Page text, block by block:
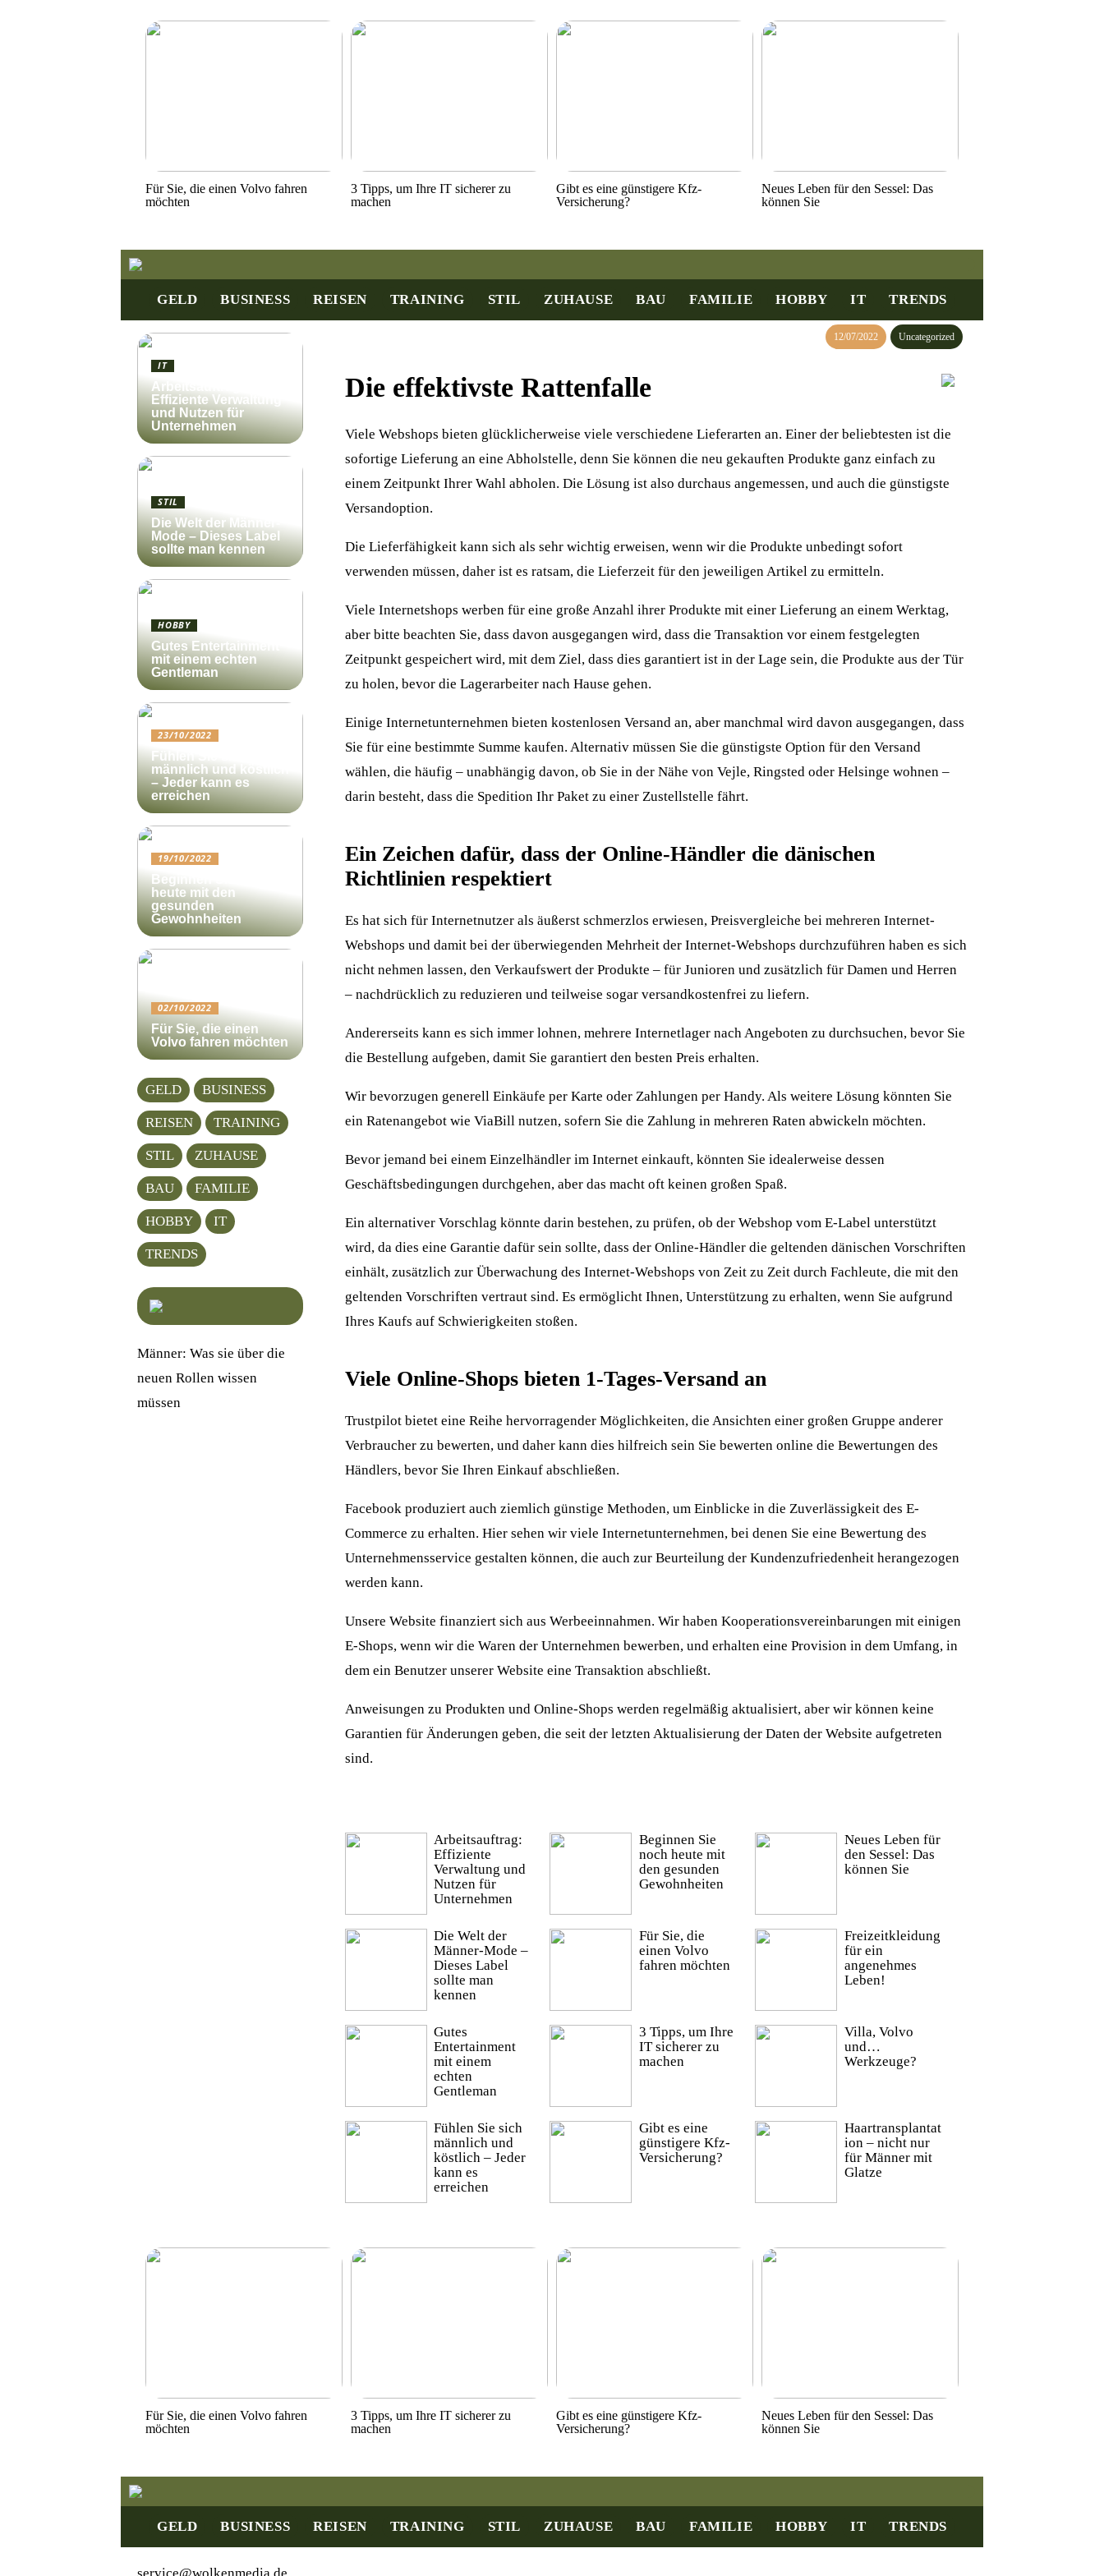
Für Sie, die einen Volvo fahren
möchten
3 Tipps, um Ihre IT sicherer zu
machen
Gibt es eine günstigere Kfz-
Versicherung?
Neues Leben für den Sessel: Das
können Sie
GELD BUSINESS REISEN TRAINING STIL ZUHAUSE BAU FAMILIE HOBBY IT TRENDS
12/07/2022 Uncategorized
Die effektivste Rattenfalle
Viele Webshops bieten glücklicherweise viele verschiedene Lieferarten an. Einer der beliebtesten ist die
sofortige Lieferung an eine Abholstelle, denn Sie können die neu gekauften Produkte ganz einfach zu
einem Zeitpunkt Ihrer Wahl abholen. Die Lösung ist also durchaus angemessen, und auch die günstigste
Versandoption.
Die Lieferfähigkeit kann sich als sehr wichtig erweisen, wenn wir die Produkte unbedingt sofort
verwenden müssen, daher ist es ratsam, die Lieferzeit für den jeweiligen Artikel zu ermitteln.
Viele Internetshops werben für eine große Anzahl ihrer Produkte mit einer Lieferung an einem Werktag,
aber bitte beachten Sie, dass davon ausgegangen wird, dass die Transaktion vor einem festgelegten
Zeitpunkt gespeichert wird, mit dem Ziel, dass dies garantiert ist in der Lage sein, die Produkte aus der Tür
zu holen, bevor die Lagerarbeiter nach Hause gehen.
Einige Internetunternehmen bieten kostenlosen Versand an, aber manchmal wird davon ausgegangen, dass
Sie für eine bestimmte Summe kaufen. Alternativ müssen Sie die günstigste Option für den Versand
wählen, die häufig – unabhängig davon, ob Sie in der Nähe von Vejle, Ringsted oder Helsinge wohnen –
darin besteht, dass die Spedition Ihr Paket zu einer Zustellstelle fährt.
Ein Zeichen dafür, dass der Online-Händler die dänischen
Richtlinien respektiert
Es hat sich für Internetnutzer als äußerst schmerzlos erwiesen, Preisvergleiche bei mehreren Internet-
Webshops und damit bei der überwiegenden Mehrheit der Internet-Webshops durchzuführen haben es sich
nicht nehmen lassen, den Verkaufswert der Produkte – für Junioren und zusätzlich für Damen und Herren
– nachdrücklich zu reduzieren und teilweise sogar versandkostenfrei zu liefern.
Andererseits kann es sich immer lohnen, mehrere Internetlager nach Angeboten zu durchsuchen, bevor Sie
die Bestellung aufgeben, damit Sie garantiert den besten Preis erhalten.
Wir bevorzugen generell Einkäufe per Karte oder Zahlungen per Handy. Als weitere Lösung könnten Sie
ein Ratenangebot wie ViaBill nutzen, sofern Sie die Zahlung in mehreren Raten abwickeln möchten.
Bevor jemand bei einem Einzelhändler im Internet einkauft, könnten Sie idealerweise dessen
Geschäftsbedingungen durchgehen, aber das macht oft keinen großen Spaß.
Ein alternativer Vorschlag könnte darin bestehen, zu prüfen, ob der Webshop vom E-Label unterstützt
wird, da dies eine Garantie dafür sein sollte, dass der Online-Händler die geltenden dänischen Vorschriften
einhält, zusätzlich zur Überwachung des Internet-Webshops von Zeit zu Zeit durch Fachleute, die mit den
geltenden Vorschriften vertraut sind. Es ermöglicht Ihnen, Unterstützung zu erhalten, wenn Sie aufgrund
Ihres Kaufs auf Schwierigkeiten stoßen.
Viele Online-Shops bieten 1-Tages-Versand an
Trustpilot bietet eine Reihe hervorragender Möglichkeiten, die Ansichten einer großen Gruppe anderer
Verbraucher zu bewerten, und daher kann dies hilfreich sein Sie bewerten online die Bewertungen des
Händlers, bevor Sie Ihren Einkauf abschließen.
Facebook produziert auch ziemlich günstige Methoden, um Einblicke in die Zuverlässigkeit des E-
Commerce zu erhalten. Hier sehen wir viele Internetunternehmen, bei denen Sie eine Bewertung des
Unternehmensservice gestalten können, die auch zur Beurteilung der Kundenzufriedenheit herangezogen
werden kann.
Unsere Website finanziert sich aus Werbeeinnahmen. Wir haben Kooperationsvereinbarungen mit einigen
E-Shops, wenn wir die Waren der Unternehmen bewerben, und erhalten eine Provision in dem Umfang, in
dem ein Benutzer unserer Website eine Transaktion abschließt.
Anweisungen zu Produkten und Online-Shops werden regelmäßig aktualisiert, aber wir können keine
Garantien für Änderungen geben, die seit der letzten Aktualisierung der Daten der Website aufgetreten
sind.
Arbeitsauftrag:
Effiziente
Verwaltung und
Nutzen für
Unternehmen
Die Welt der
Männer-Mode –
Dieses Label
sollte man
kennen
Gutes
Entertainment
mit einem
echten
Gentleman
Fühlen Sie sich
männlich und
köstlich – Jeder
kann es
erreichen
Beginnen Sie
noch heute mit
den gesunden
Gewohnheiten
Für Sie, die
einen Volvo
fahren möchten
3 Tipps, um Ihre
IT sicherer zu
machen
Gibt es eine
günstigere Kfz-
Versicherung?
Neues Leben für
den Sessel: Das
können Sie
Freizeitkleidung
für ein
angenehmes
Leben!
Villa, Volvo
und…
Werkzeuge?
Haartransplantat
ion – nicht nur
für Männer mit
Glatze
IT
Arbeitsauftrag:
Effiziente Verwaltung
und Nutzen für
Unternehmen
STIL
Die Welt der Männer-
Mode – Dieses Label
sollte man kennen
HOBBY
Gutes Entertainment
mit einem echten
Gentleman
23/10/2022
Fühlen Sie sich
männlich und köstlich
– Jeder kann es
erreichen
19/10/2022
Beginnen Sie noch
heute mit den
gesunden
Gewohnheiten
02/10/2022
Für Sie, die einen
Volvo fahren möchten
GELD BUSINESS
REISEN TRAINING
STIL ZUHAUSE
BAU FAMILIE
HOBBY IT
TRENDS
Männer: Was sie über die
neuen Rollen wissen
müssen
Für Sie, die einen Volvo fahren
möchten
3 Tipps, um Ihre IT sicherer zu
machen
Gibt es eine günstigere Kfz-
Versicherung?
Neues Leben für den Sessel: Das
können Sie
GELD BUSINESS REISEN TRAINING STIL ZUHAUSE BAU FAMILIE HOBBY IT TRENDS